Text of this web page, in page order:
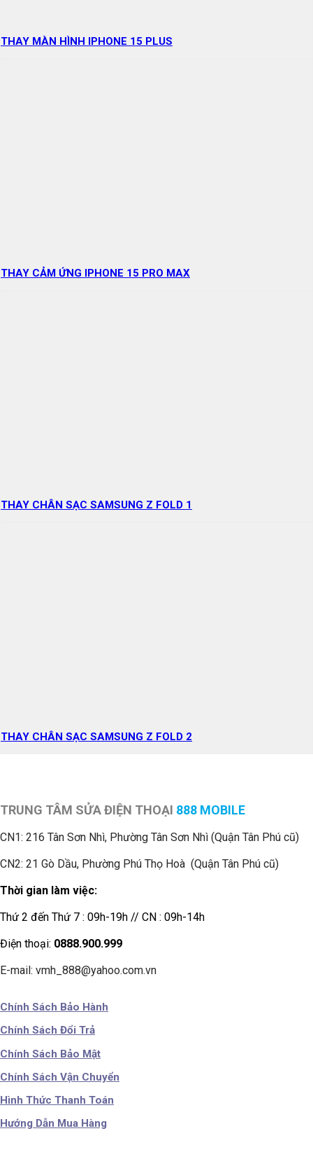
THAY MÀN HÌNH IPHONE 15 PLUS
THAY CẢM ỨNG IPHONE 15 PRO MAX
THAY CHÂN SẠC SAMSUNG Z FOLD 1
THAY CHÂN SẠC SAMSUNG Z FOLD 2
TRUNG TÂM SỬA ĐIỆN THOẠI 888 MOBILE
CN1: 216 Tân Sơn Nhì, Phường Tân Sơn Nhì (Quận Tân Phú cũ)
CN2: 21 Gò Dầu, Phường Phú Thọ Hoà (Quận Tân Phú cũ)
Thời gian làm việc:
Thứ 2 đến Thứ 7 : 09h-19h // CN : 09h-14h
Điện thoại: 0888.900.999
E-mail: vmh_888@yahoo.com.vn
Chính Sách Bảo Hành
Chính Sách Đổi Trả
Chính Sách Bảo Mật
Chính Sách Vận Chuyển
Hình Thức Thanh Toán
Hướng Dẫn Mua Hàng